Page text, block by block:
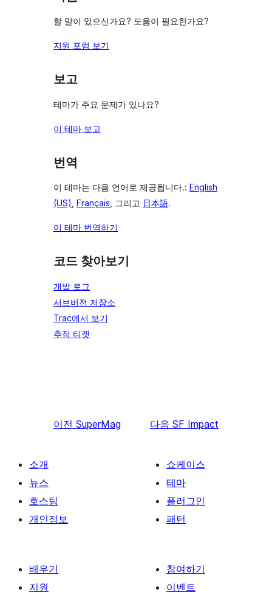
할 말이 있으신가요? 도움이 필요한가요?
지원 포럼 보기
보고
테마가 주요 문제가 있나요?
이 테마 보고
번역
이 테마는 다음 언어로 제공됩니다.: English
(US), Français, 그리고 日本語.
이 테마 번역하기
코드 찾아보기
개발 로그
서브버전 저장소
Trac에서 보기
추적 티켓
이전 SuperMag 다음 SF Impact
소개
뉴스
호스팅
개인정보
쇼케이스
테마
플러그인
패턴
배우기
지원
참여하기
이벤트